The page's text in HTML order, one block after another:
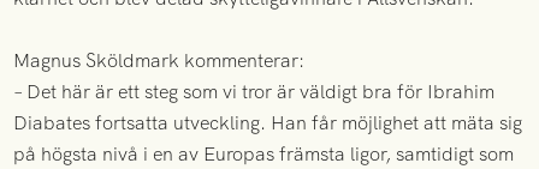
Magnus Sköldmark kommenterar:
– Det här är ett steg som vi tror är väldigt bra för Ibrahim
Diabates fortsatta utveckling. Han får möjlighet att mäta sig
på högsta nivå i en av Europas främsta ligor, samtidigt som